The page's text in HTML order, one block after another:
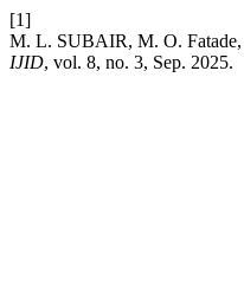
[1]
M. L. SUBAIR, M. O. Fatade,
IJID, vol. 8, no. 3, Sep. 2025.